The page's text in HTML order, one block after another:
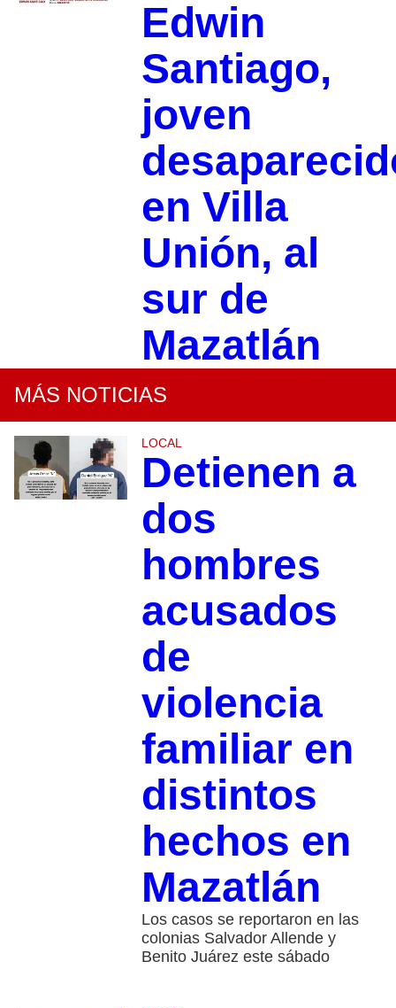
Edwin
Santiago,
joven
en Villa
Unión, al
sur de
Mazatlán
MÁS NOTICIAS
LOCAL
Detienen a
dos
hombres
acusados
de
violencia
familiar en
distintos
hechos en
Mazatlán
Los casos se reportaron en las
colonias Salvador Allende y
Benito Juárez este sábado